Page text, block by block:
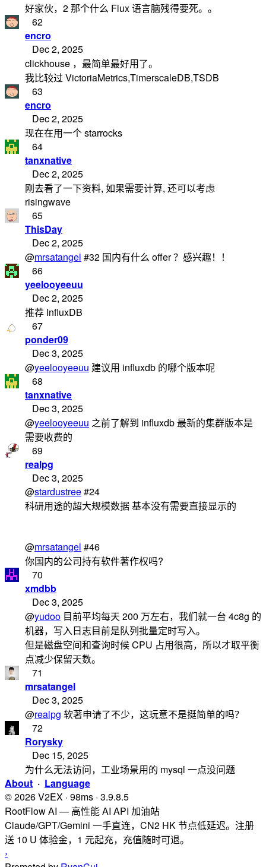
好家伙，2 那个什么 Flux 语言脑残得要死。。
62
encro
Dec 2, 2025
clickhouse ，最简单最好用了。
我比较过 VictoriaMetrics,TimerscaleDB,TSDB
63
encro
Dec 2, 2025
现在在用一个 starrocks
64
tanxnative
Dec 2, 2025
刚去看了一下资料, 如果需要计算, 还可以考虑
risingwave
65
ThisDay
Dec 2, 2025
@mrsatangel #32 国内有什么 offer ？感兴趣！！
66
yeelooyeeuu
Dec 2, 2025
推荐 InfluxDB
67
ponder09
Dec 3, 2025
@yeelooyeeuu 建议用 influxdb 的哪个版本呢
68
tanxnative
Dec 3, 2025
@yeelooyeeuu 之前了解到 influxdb 最新的集群版本是
需要收费的
69
realpg
Dec 3, 2025
@stardustree#24
科研用途的超大规模数据 基本没有需要直接显示的
@mrsatangel #46
你国内的公司持有软件著作权吗?
70
xmdbb
Dec 3, 2025
@yudoo 目前平均每天 200 万左右，我们就一台 4c8g 的
机器，写入日志目前是队列批量定时写入。
但是磁盘空间和查询时候 CPU 占用很高，所以才取平衡
点减少保留天数。
71
mrsatangel
Dec 3, 2025
@realpg 软著申请了不少，这玩意不是挺简单的吗？
72
Rorysky
Dec 15, 2025
为什么无法访问，工业场景用的 mysql 一点没问题
About · Language
© 2026 V2EX · 98ms · 3.9.8.5
RootFlow AI — 高性能 AI API 加油站
Claude/GPT/Gemini 一手直连，CN2 HK 节点低延迟。注册
送 10 U 体验金，1 元起充，充值随时可退。
›